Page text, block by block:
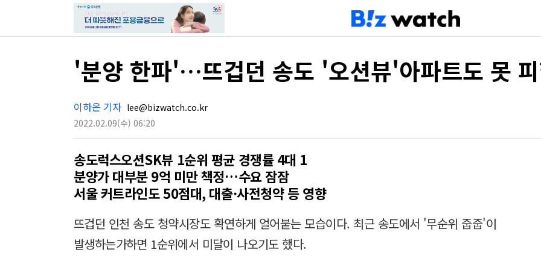
'분양 한파'…뜨겁던 송도 '오션뷰'아파트도 못
이하은 기자 lee@bizwatch.co.kr
2022.02.09(수) 06:20
송도럭스오션SK뷰 1순위 평균 경쟁률 4대 1
분양가 대부분 9억 미만 책정…수요 잠잠
서울 커트라인도 50점대, 대출·사전청약 등 영향
뜨겁던 인천 송도 청약시장도 확연하게 얼어붙는 모습이다. 최근 송도에서 '무순위 줍줍'이
발생하는가하면 1순위에서 미달이 나오기도 했다.